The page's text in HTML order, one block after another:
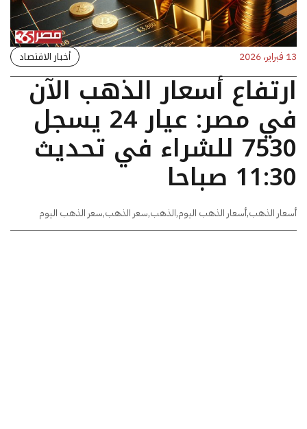
13 فبراير، 2026 أخبار الاقتصاد
ارتفاع أسعار الذهب الآن
في مصر: عيار 24 يسجل
7530 للشراء في تحديث
11:30 صباحا
أسعار الذهب,أسعار الذهب اليوم,الذهب,سعر الذهب,سعر الذهب اليوم